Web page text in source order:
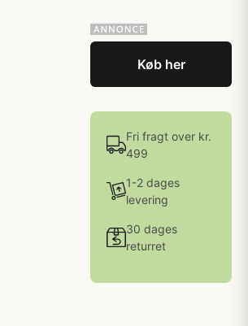
Køb her
Fri fragt over kr.
499
1-2 dages
levering
30 dages
returret